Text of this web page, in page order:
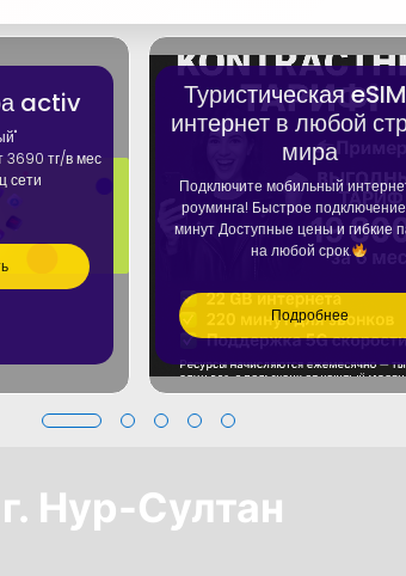
activ
3690 тг/в мес
сети
Туристическая
интернет в любой
мира
Подключите мобильный
роуминга! Быстрое
минут Доступные цены и гибкие
на любой срок.
Подробнее
Нур-Султан